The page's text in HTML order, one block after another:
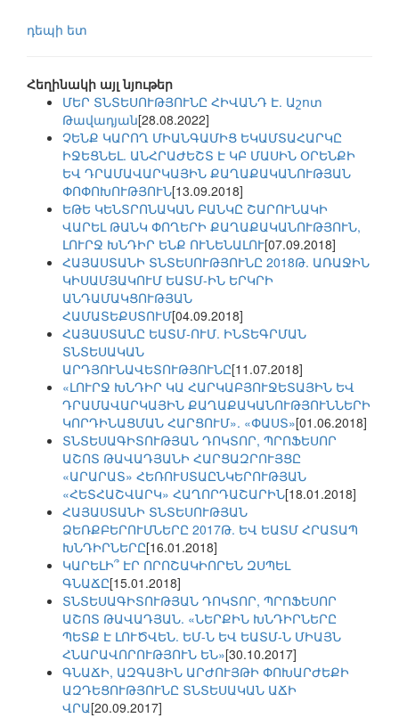
դեպի ետ
Հեղինակի այլ նյութեր
ՄԵՐ ՏՆՏԵՍՈՒԹՅՈՒՆԸ ՀԻՎԱՆԴ Է. Աշոտ
Թավադյան[28.08.2022]
ՉԵՆՔ ԿԱՐՈՂ ՄԻԱՆԳԱՄԻՑ ԵԿԱՄՏԱՀԱՐԿԸ
ԻՋԵՑՆԵԼ. ԱՆՀՐԱԺԵՇՏ Է ԿԲ ՄԱՍԻՆ ՕՐԵՆՔԻ
ԵՎ ԴՐԱՄԱՎԱՐԿԱՅԻՆ ՔԱՂԱՔԱԿԱՆՈՒԹՅԱՆ
ՓՈՓՈԽՈՒԹՅՈՒՆ[13.09.2018]
ԵԹԵ ԿԵՆՏՐՈՆԱԿԱՆ ԲԱՆԿԸ ՇԱՐՈՒՆԱԿԻ
ՎԱՐԵԼ ԹԱՆԿ ՓՈՂԵՐԻ ՔԱՂԱՔԱԿԱՆՈՒԹՅՈՒՆ,
ԼՈՒՐՋ ԽՆԴԻՐ ԵՆՔ ՈՒՆԵՆԱԼՈՒ[07.09.2018]
ՀԱՅԱՍՏԱՆԻ ՏՆՏԵՍՈՒԹՅՈՒՆԸ 2018Թ. ԱՌԱՋԻՆ
ԿԻՍԱՄՅԱԿՈՒՄ ԵԱՏՄ-ԻՆ ԵՐԿՐԻ
ԱՆԴԱՄԱԿՑՈՒԹՅԱՆ
ՀԱՄԱՏԵՔՍՏՈՒՄ[04.09.2018]
ՀԱՅԱՍՏԱՆԸ ԵԱՏՄ-ՈՒՄ. ԻՆՏԵԳՐՄԱՆ
ՏՆՏԵՍԱԿԱՆ
ԱՐԴՅՈՒՆԱՎԵՏՈՒԹՅՈՒՆԸ[11.07.2018]
«ԼՈՒՐՋ ԽՆԴԻՐ ԿԱ ՀԱՐԿԱԲՅՈՒՋԵՏԱՅԻՆ ԵՎ
ԴՐԱՄԱՎԱՐԿԱՅԻՆ ՔԱՂԱՔԱԿԱՆՈՒԹՅՈՒՆՆԵՐԻ
ԿՈՐԴԻՆԱՑՄԱՆ ՀԱՐՑՈՒՄ». «ՓԱՍՏ»[01.06.2018]
ՏՆՏԵՍԱԳԻՏՈՒԹՅԱՆ ԴՈԿՏՈՐ, ՊՐՈՖԵՍՈՐ
ԱՇՈՏ ԹԱՎԱԴՅԱՆԻ ՀԱՐՑԱԶՐՈՒՅՑԸ
«ԱՐԱՐԱՏ» ՀԵՌՈՒՍՏԱԸՆԿԵՐՈՒԹՅԱՆ
«ՀԵՏՀԱՇՎԱՐԿ» ՀԱՂՈՐԴԱՇԱՐԻՆ[18.01.2018]
ՀԱՅԱՍՏԱՆԻ ՏՆՏԵՍՈՒԹՅԱՆ
ՁԵՌՔԲԵՐՈՒՄՆԵՐԸ 2017Թ. ԵՎ ԵԱՏՄ ՀՐԱՏԱՊ
ԽՆԴԻՐՆԵՐԸ[16.01.2018]
ԿԱՐԵԼԻ՞ ԷՐ ՈՐՈՇԱԿԻՈՐԵՆ ԶՍՊԵԼ
ԳՆԱՃԸ[15.01.2018]
ՏՆՏԵՍԱԳԻՏՈՒԹՅԱՆ ԴՈԿՏՈՐ, ՊՐՈՖԵՍՈՐ
ԱՇՈՏ ԹԱՎԱԴՅԱՆ. «ՆԵՐՔԻՆ ԽՆԴԻՐՆԵՐԸ
ՊԵՏՔ Է ԼՈՒԾՎԵՆ. ԵՄ-Ն ԵՎ ԵԱՏՄ-Ն ՄԻԱՅՆ
ՀՆԱՐԱՎՈՐՈՒԹՅՈՒՆ ԵՆ»[30.10.2017]
ԳՆԱՃԻ, ԱԶԳԱՅԻՆ ԱՐԺՈՒՅԹԻ ՓՈԽԱՐԺԵՔԻ
ԱԶԴԵՑՈՒԹՅՈՒՆԸ ՏՆՏԵՍԱԿԱՆ ԱՃԻ
ՎՐԱ[20.09.2017]